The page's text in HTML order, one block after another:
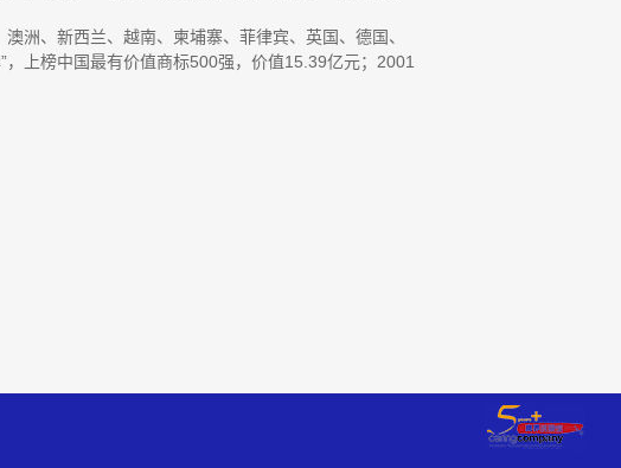
洲、新西兰、越南、柬埔寨、菲律宾、英国、德国、
上榜中国最有价值商标500强，价值15.39亿元；2001